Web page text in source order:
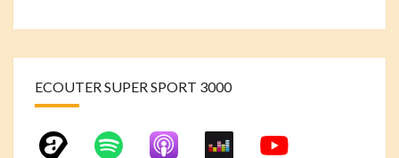
ECOUTER SUPER SPORT 3000